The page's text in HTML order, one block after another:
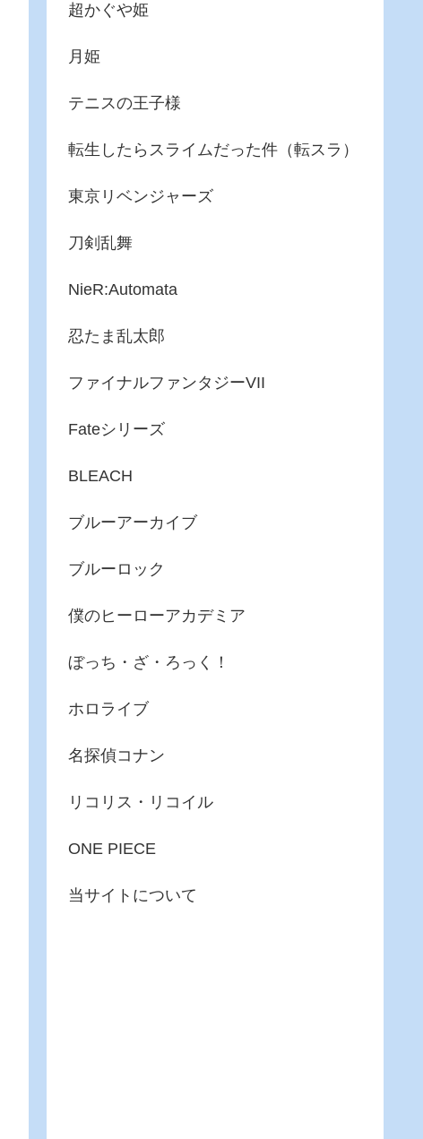
超かぐや姫
月姫
テニスの王子様
転生したらスライムだった件（転スラ）
東京リベンジャーズ
刀剣乱舞
NieR:Automata
忍たま乱太郎
ファイナルファンタジーVII
Fateシリーズ
BLEACH
ブルーアーカイブ
ブルーロック
僕のヒーローアカデミア
ぼっち・ざ・ろっく！
ホロライブ
名探偵コナン
リコリス・リコイル
ONE PIECE
当サイトについて